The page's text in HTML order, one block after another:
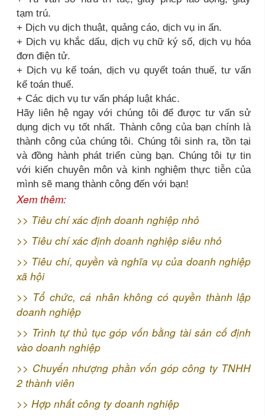
tạm trú.
+ Dịch vụ dịch thuật, quảng cáo, dịch vụ in ấn.
+ Dịch vụ khắc dấu, dịch vụ chữ ký số, dịch vụ hóa
đơn điện tử.
+ Dịch vụ kế toán, dịch vụ quyết toán thuế, tư vấn
kế toán thuế.
+ Các dịch vụ tư vấn pháp luật khác.
Hãy liên hệ ngay với chúng tôi để được tư vấn sử
dụng dịch vụ tốt nhất. Thành công của bạn chính là
thành công của chúng tôi. Chúng tôi sinh ra, tồn tại
và đồng hành phát triển cùng bạn. Chúng tôi tự tin
với kiến chuyên môn và kinh nghiệm thực tiễn của
mình sẽ mang thành công đến với bạn!
Xem thêm:
>> Tiêu chí xác định doanh nghiệp nhỏ
>> Tiêu chí xác định doanh nghiệp siêu nhỏ
>> Tiêu chí, quyền và nghĩa vụ của doanh nghiệp
xã hội
>> Tổ chức, cá nhân không có quyền thành lập
doanh nghiệp
>> Trình tự thủ tục góp vốn bằng tài sản cố định
vào doanh nghiệp
>> Chuyển nhượng phần vốn góp công ty TNHH
2 thành viên
>> Hợp nhất công ty doanh nghiệp